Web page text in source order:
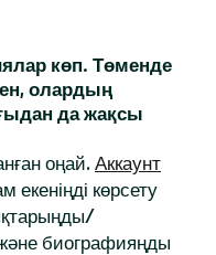
көп. Төменде
олардың
да жақсы
оңай. Аккаунт
көрсету
биографияңды